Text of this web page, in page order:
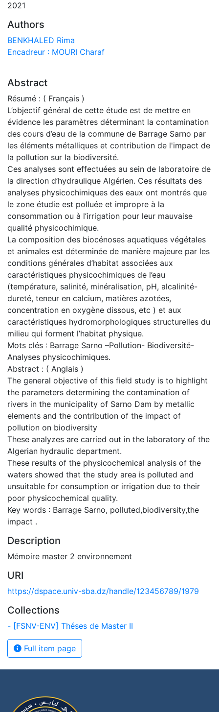
2021
Authors
BENKHALED Rima
Encadreur : MOURI Charaf
Abstract
Résumé : ( Français )
L’objectif général de cette étude est de mettre en
évidence les paramètres déterminant la contamination
des cours d’eau de la commune de Barrage Sarno par
les éléments métalliques et contribution de l'impact de
la pollution sur la biodiversité.
Ces analyses sont effectuées au sein de laboratoire de
la direction d’hydraulique Algérien. Ces résultats des
analyses physicochimiques des eaux ont montrés que
le zone étudie est polluée et impropre à la
consommation ou à l’irrigation pour leur mauvaise
qualité physicochimique.
La composition des biocénoses aquatiques végétales
et animales est déterminée de manière majeure par les
conditions générales d’habitat associées aux
caractéristiques physicochimiques de l’eau
(température, salinité, minéralisation, pH, alcalinité-
dureté, teneur en calcium, matières azotées,
concentration en oxygène dissous, etc ) et aux
caractéristiques hydromorphologiques structurelles du
milieu qui forment l’habitat physique.
Mots clés : Barrage Sarno –Pollution- Biodiversité-
Analyses physicochimiques.
Abstract : ( Anglais )
The general objective of this field study is to highlight
the parameters determining the contamination of
rivers in the municipality of Sarno Dam by metallic
elements and the contribution of the impact of
pollution on biodiversity
These analyzes are carried out in the laboratory of the
Algerian hydraulic department.
These results of the physicochemical analysis of the
waters showed that the study area is polluted and
unsuitable for consumption or irrigation due to their
poor physicochemical quality.
Key words : Barrage Sarno, polluted,biodiversity,the
impact .
Description
Mémoire master 2 environnement
URI
https://dspace.univ-sba.dz/handle/123456789/1979
Collections
- [FSNV-ENV] Théses de Master II
Full item page